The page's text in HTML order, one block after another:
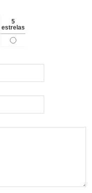
5
estrelas